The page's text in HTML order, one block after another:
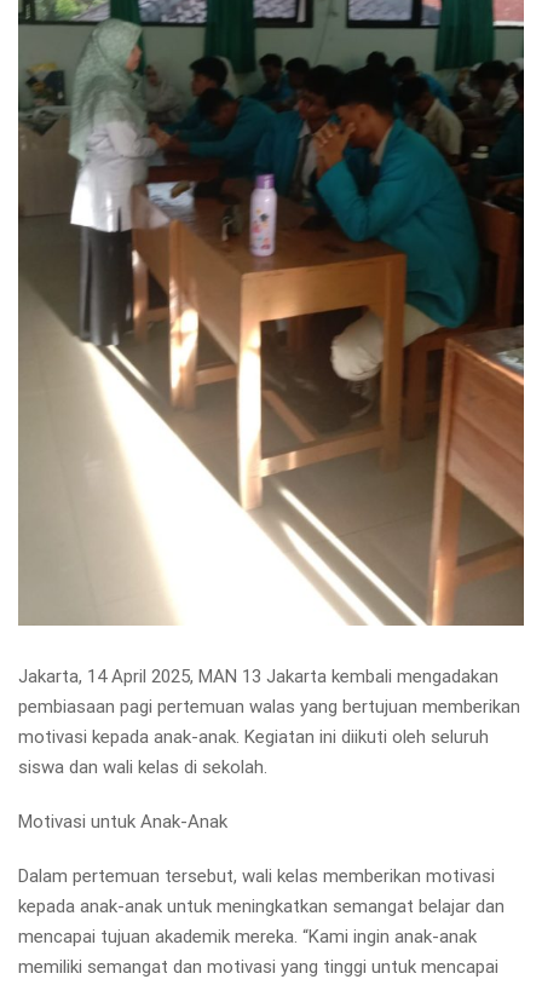
Jakarta, 14 April 2025, MAN 13 Jakarta kembali mengadakan
pembiasaan pagi pertemuan walas yang bertujuan memberikan
motivasi kepada anak-anak. Kegiatan ini diikuti oleh seluruh
siswa dan wali kelas di sekolah.
Motivasi untuk Anak-Anak
Dalam pertemuan tersebut, wali kelas memberikan motivasi
kepada anak-anak untuk meningkatkan semangat belajar dan
mencapai tujuan akademik mereka. “Kami ingin anak-anak
memiliki semangat dan motivasi yang tinggi untuk mencapai